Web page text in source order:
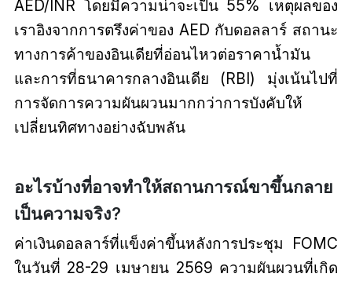
AED/INR โดยมีความน่าจะเป็น 55% เหตุผลของ
เราอิงจากการตรึงค่าของ AED กับดอลลาร์ สถานะ
ทางการค้าของอินเดียที่อ่อนไหวต่อราคาน้ำมัน
และการที่ธนาคารกลางอินเดีย (RBI) มุ่งเน้นไปที่
การจัดการความผันผวนมากกว่าการบังคับให้
เปลี่ยนทิศทางอย่างฉับพลัน
อะไรบ้างที่อาจทำให้สถานการณ์ขาขึ้นกลาย
เป็นความจริง?
ค่าเงินดอลลาร์ที่แข็งค่าขึ้นหลังการประชุม FOMC
ในวันที่ 28-29 เมษายน 2569 ความผันผวนที่เกิด